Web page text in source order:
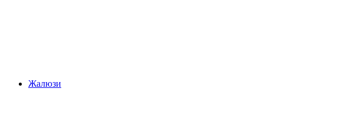
Жалюзи